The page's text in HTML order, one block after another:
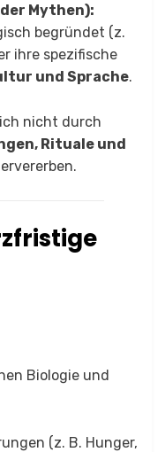
Mythen):
begründet (z.
ihre spezifische
und Sprache.
nicht durch
Rituale und
Biologie und
(z. B. Hunger,